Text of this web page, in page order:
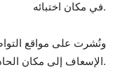
في مكان اختبائه.
ونُشرت على مواقع
الإسعاف إلى مكان الحادث الذي تجمّع فيه المارة.